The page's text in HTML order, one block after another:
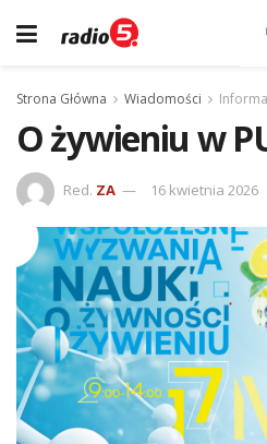
Strona Główna Wiadomości
O żywieniu w
Red. ZA 16 kwietnia 2026